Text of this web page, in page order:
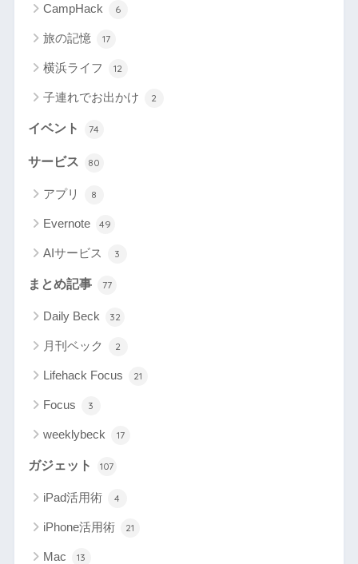
CampHack 6
旅の記憶 17
横浜ライフ 12
子連れでお出かけ 2
イベント 74
サービス 80
アプリ 8
Evernote 49
AIサービス 3
まとめ記事 77
Daily Beck 32
月刊ベック 2
Lifehack Focus 21
Focus 3
weeklybeck 17
ガジェット 107
iPad活用術 4
iPhone活用術 21
Mac 13